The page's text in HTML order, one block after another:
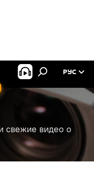
РУС
свежие видео о